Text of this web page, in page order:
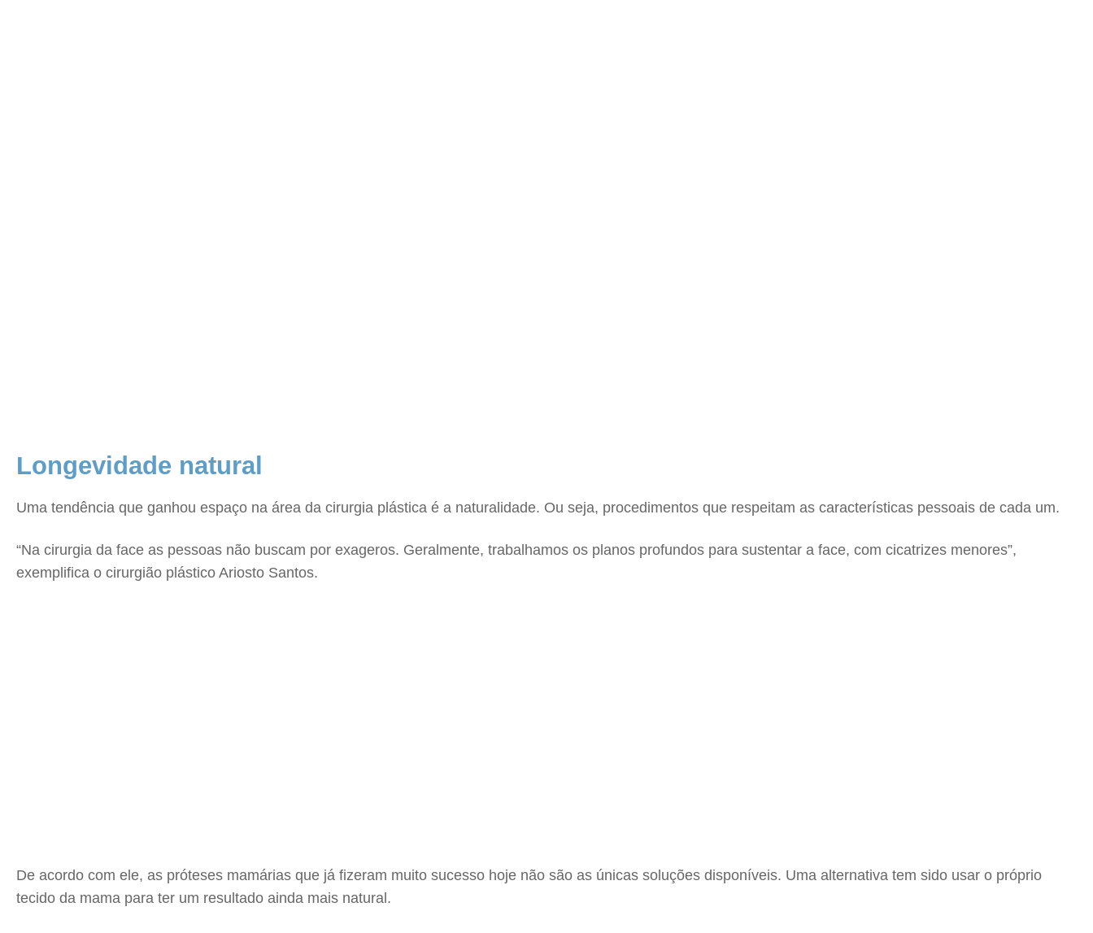
Longevidade natural
Uma tendência que ganhou espaço na área da cirurgia plástica é a naturalidade. Ou seja, procedimentos que respeitam as características pessoais de cada um.
“Na cirurgia da face as pessoas não buscam por exageros. Geralmente, trabalhamos os planos profundos para sustentar a face, com cicatrizes menores”,
exemplifica o cirurgião plástico Ariosto Santos.
De acordo com ele, as próteses mamárias que já fizeram muito sucesso hoje não são as únicas soluções disponíveis. Uma alternativa tem sido usar o próprio
tecido da mama para ter um resultado ainda mais natural.